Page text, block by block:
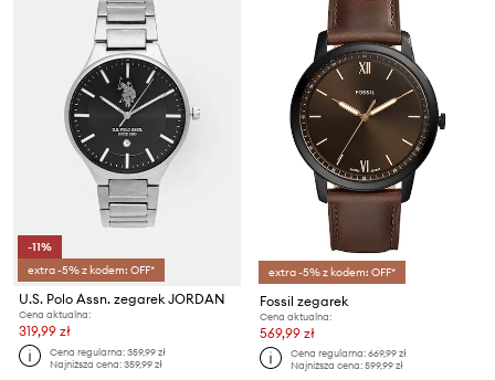
-11%
extra -5% z kodem: OFF*
U.S. Polo Assn. zegarek JORDAN
Cena aktualna:
319,99 zł
Cena regularna:359,99 zł
Najniższa cena:359,99 zł
extra -5% z kodem: OFF*
Fossil zegarek
Cena aktualna:
569,99 zł
Cena regularna:669,99 zł
Najniższa cena:599,99 zł